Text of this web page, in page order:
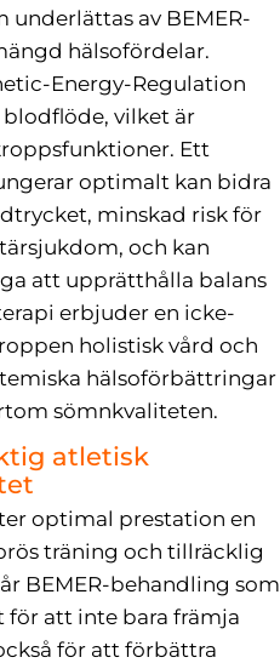
underlättas av BEMER-
hälsofördelar.
Energy-Regulation
vilket är
Ett
optimalt kan bidra
minskad risk för
och kan
att upprätthålla balans
erbjuder en icke-
holistisk vård och
hälsoförbättringar
sömnkvaliteten.
atletisk
optimal prestation en
träning och tillräcklig
BEMER-behandling som
för att inte bara främja
för att förbättra